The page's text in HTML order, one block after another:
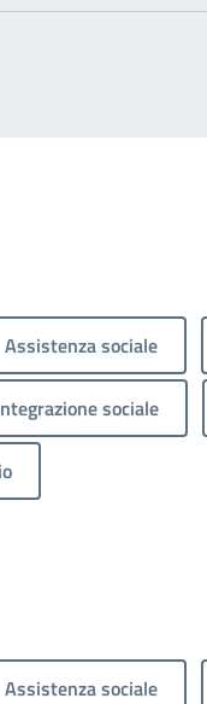
Assistenza sociale
sociale
Assistenza sociale